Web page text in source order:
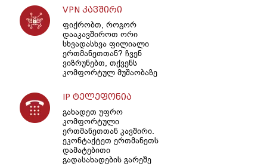
VPN კავშირი
ფიქრობთ, როგორ
დააკავშიროთ ორი
სხვადასხვა ფილიალი
ერთმანეთთან? ჩვენ
ვიზრუნებთ, თქვენს
კომფორტულ მუშაობაზე
IP ტელეფონია
გახადეთ უფრო
კომფორტული
ერთმანეთთან კავშირი.
ეკონტაქტეთ ერთმანეთს
დამატებითი
გადასახადების გარეშე